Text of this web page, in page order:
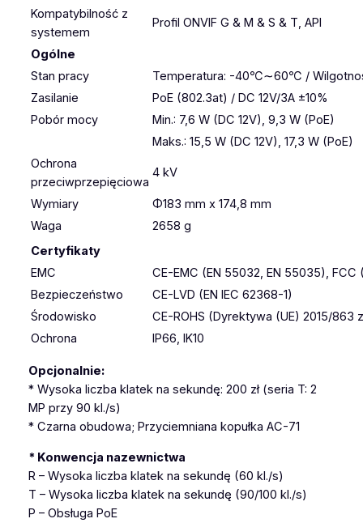
Kompatybilność z
systemem
Profil ONVIF G & M & S & T, API
Ogólne
Stan pracy
Temperatura: -40℃∼60℃ /
Zasilanie
PoE (802.3at) / DC 12V/3A ±10%
Pobór mocy
Min.: 7,6 W (DC 12V), 9,3 W (PoE)
Maks.: 15,5 W (DC 12V), 17,3 W (PoE)
Ochrona
przeciwprzepięciowa
4 kV
Wymiary
Φ183 mm x 174,8 mm
Waga
2658 g
Certyfikaty
EMC
CE-EMC (EN 55032, EN 55035), FCC
Bezpieczeństwo
CE-LVD (EN IEC 62368-1)
Środowisko
CE-ROHS (Dyrektywa (UE) 2015/863
Ochrona
IP66, IK10
Opcjonalnie:
* Wysoka liczba klatek na sekundę: 200 zł (seria T: 2
MP przy 90 kl./s)
* Czarna obudowa; Przyciemniana kopułka AC-71
* Konwencja nazewnictwa
R – Wysoka liczba klatek na sekundę (60 kl./s)
T – Wysoka liczba klatek na sekundę (90/100 kl./s)
P – Obsługa PoE